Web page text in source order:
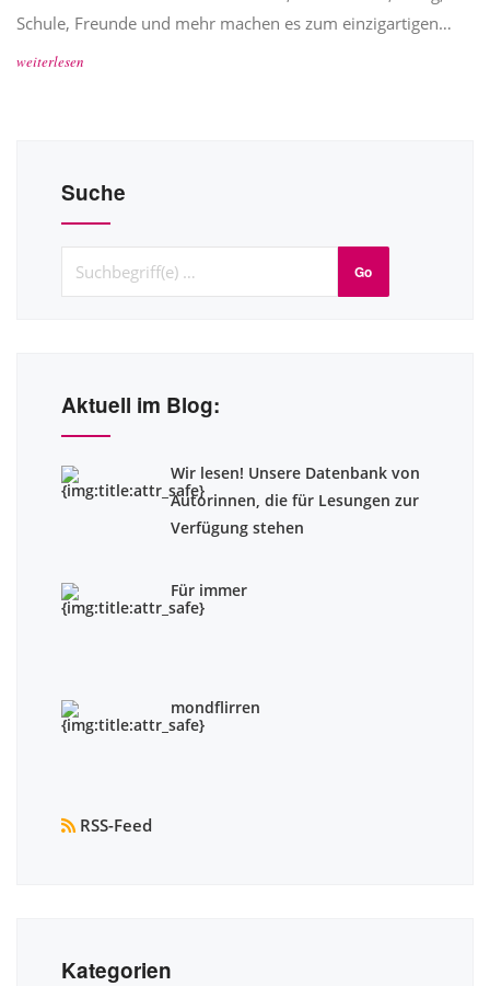
Schule, Freunde und mehr machen es zum einzigartigen…
weiterlesen
Suche
Go
Aktuell im Blog:
Wir lesen! Unsere Datenbank von
Autorinnen, die für Lesungen zur
Verfügung stehen
Für immer
mondflirren
RSS-Feed
Kategorien